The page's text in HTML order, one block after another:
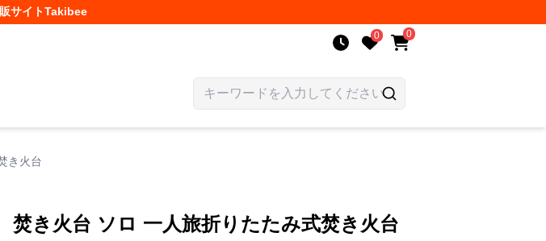
サイトTakibee
0 0
き火台
焚き火台 ソロ 一人旅折りたたみ式焚き火台